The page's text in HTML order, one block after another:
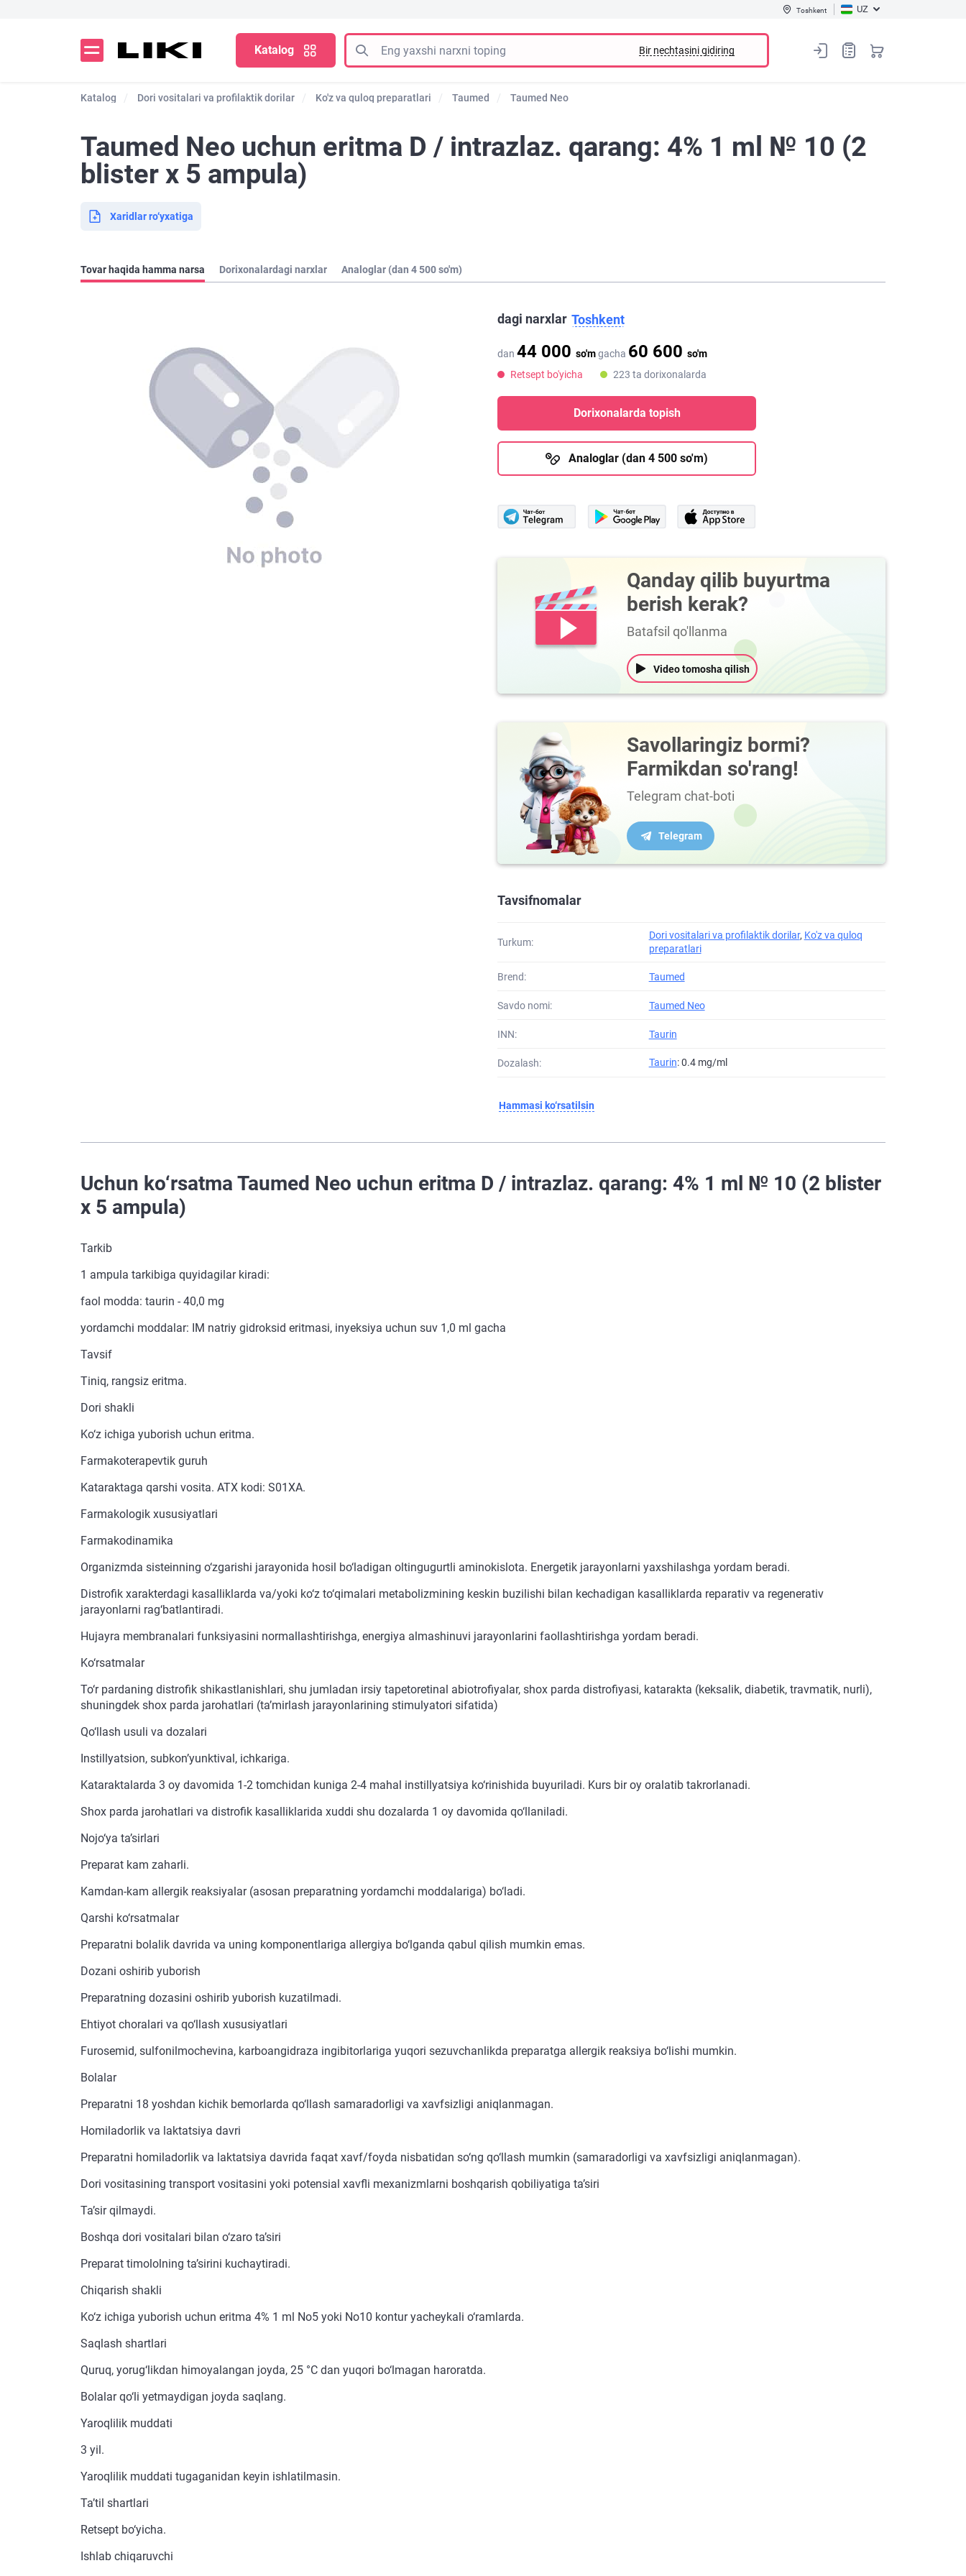
Toshkent UZ
Katalog Bir nechtasini qidiring
Katalog Dori vositalari va profilaktik dorilar Ko'z va quloq preparatlari Taumed Taumed Neo
Taumed Neo uchun eritma D / intrazlaz. qarang: 4% 1 ml № 10 (2
blister х 5 ampula)
Xaridlar ro‘yxatiga
Tovar haqida hamma narsa Dorixonalardagi narxlar Analoglar (dan 4 500 so'm)
dagi narxlar Toshkent
dan 44 000 so'mgacha 60 600 so'm
Retsept bo'yicha
223 ta dorixonalarda
Dorixonalarda topish
Analoglar (dan 4 500 so'm)
Qanday qilib buyurtma
berish kerak?
Batafsil qo'llanma
Video tomosha qilish
Savollaringiz bormi?
Farmikdan so'rang!
Telegram chat-boti
Telegram
Tavsifnomalar
Turkum:
Dori vositalari va profilaktik dorilar, Ko'z va quloq
preparatlari
Brend: Taumed
Savdo nomi: Taumed Neo
INN: Taurin
Dozalash: Taurin: 0.4 mg/ml
Hammasi ko‘rsatilsin
Uchun ko‘rsatma Taumed Neo uchun eritma D / intrazlaz. qarang: 4% 1 ml № 10 (2 blister
х 5 ampula)
Tarkib
1 ampula tarkibiga quyidagilar kiradi:
faol modda: taurin - 40,0 mg
yordamchi moddalar: ІM natriy gidroksid eritmasi, inyeksiya uchun suv 1,0 ml gacha
Tavsif
Tiniq, rangsiz eritma.
Dori shakli
Ko‘z ichiga yuborish uchun eritma.
Farmakoterapevtik guruh
Kataraktaga qarshi vosita. ATX kodi: S01XA.
Farmakologik xususiyatlari
Farmakodinamika
Organizmda sisteinning o‘zgarishi jarayonida hosil bo‘ladigan oltingugurtli aminokislota. Energetik jarayonlarni yaxshilashga yordam beradi.
Distrofik xarakterdagi kasalliklarda va/yoki ko‘z to‘qimalari metabolizmining keskin buzilishi bilan kechadigan kasalliklarda reparativ va regenerativ
jarayonlarni rag‘batlantiradi.
Hujayra membranalari funksiyasini normallashtirishga, energiya almashinuvi jarayonlarini faollashtirishga yordam beradi.
Ko‘rsatmalar
To‘r pardaning distrofik shikastlanishlari, shu jumladan irsiy tapetoretinal abiotrofiyalar, shox parda distrofiyasi, katarakta (keksalik, diabetik, travmatik, nurli),
shuningdek shox parda jarohatlari (ta’mirlash jarayonlarining stimulyatori sifatida)
Qo‘llash usuli va dozalari
Instillyatsion, subkon’yunktival, ichkariga.
Kataraktalarda 3 oy davomida 1-2 tomchidan kuniga 2-4 mahal instillyatsiya ko‘rinishida buyuriladi. Kurs bir oy oralatib takrorlanadi.
Shox parda jarohatlari va distrofik kasalliklarida xuddi shu dozalarda 1 oy davomida qo‘llaniladi.
Nojo‘ya ta’sirlari
Preparat kam zaharli.
Kamdan-kam allergik reaksiyalar (asosan preparatning yordamchi moddalariga) bo‘ladi.
Qarshi ko‘rsatmalar
Preparatni bolalik davrida va uning komponentlariga allergiya bo‘lganda qabul qilish mumkin emas.
Dozani oshirib yuborish
Preparatning dozasini oshirib yuborish kuzatilmadi.
Ehtiyot choralari va qo‘llash xususiyatlari
Furosemid, sulfonilmochevina, karboangidraza ingibitorlariga yuqori sezuvchanlikda preparatga allergik reaksiya bo‘lishi mumkin.
Bolalar
Preparatni 18 yoshdan kichik bemorlarda qo‘llash samaradorligi va xavfsizligi aniqlanmagan.
Homiladorlik va laktatsiya davri
Preparatni homiladorlik va laktatsiya davrida faqat xavf/foyda nisbatidan so‘ng qo‘llash mumkin (samaradorligi va xavfsizligi aniqlanmagan).
Dori vositasining transport vositasini yoki potensial xavfli mexanizmlarni boshqarish qobiliyatiga ta’siri
Ta’sir qilmaydi.
Boshqa dori vositalari bilan o‘zaro ta’siri
Preparat timololning ta’sirini kuchaytiradi.
Chiqarish shakli
Ko‘z ichiga yuborish uchun eritma 4% 1 ml No5 yoki No10 kontur yacheykali o‘ramlarda.
Saqlash shartlari
Quruq, yorug‘likdan himoyalangan joyda, 25 °C dan yuqori bo‘lmagan haroratda.
Bolalar qo‘li yetmaydigan joyda saqlang.
Yaroqlilik muddati
3 yil.
Yaroqlilik muddati tugaganidan keyin ishlatilmasin.
Ta’til shartlari
Retsept bo‘yicha.
Ishlab chiqaruvchi